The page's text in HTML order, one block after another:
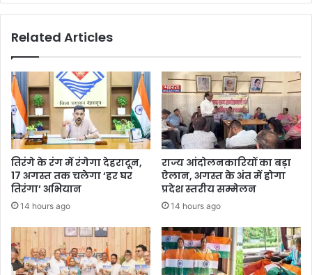
Related Articles
तिरंगे के रंग में रंगेगा देहरादून,
17 अगस्त तक चलेगा ‘हर घर
तिरंगा’ अभियान
14 hours ago
राज्य आंदोलनकारियों का बड़ा
ऐलान, अगस्त के अंत में होगा
प्रदेश स्तरीय सम्मेलन
14 hours ago